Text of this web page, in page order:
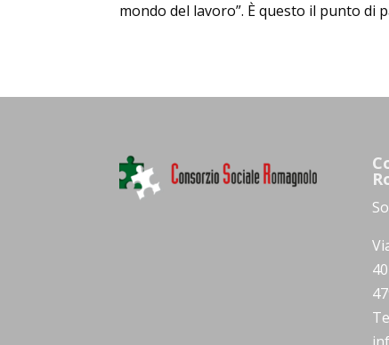
mondo del lavoro”. È questo il punto di
40